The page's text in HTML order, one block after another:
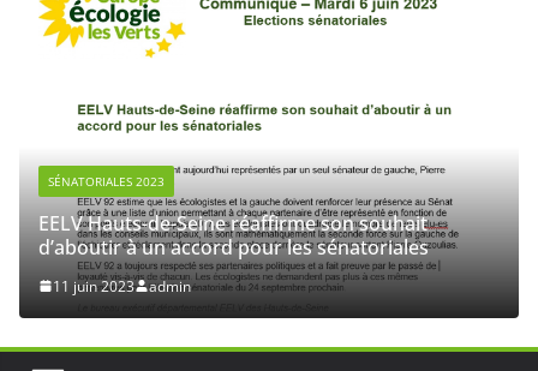
SÉNATORIALES 2023
EELV Hauts-de-Seine réaffirme son souhait
d’aboutir à un accord pour les sénatoriales
11 juin 2023 admin